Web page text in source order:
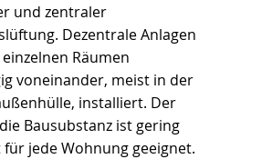
und zentraler
Dezentrale Anlagen
Räumen
voneinander, meist in der
installiert. Der
Bausubstanz ist gering
jede Wohnung geeignet.